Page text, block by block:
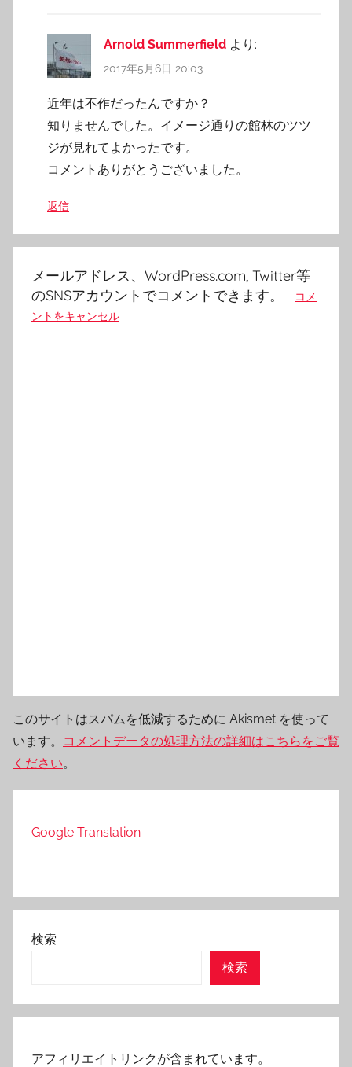
Arnold Summerfield より:
2017年5月6日 20:03
近年は不作だったんですか？
知りませんでした。イメージ通りの館林のツツ
ジが見れてよかったです。
コメントありがとうございました。
返信
メールアドレス、WordPress.com, Twitter等
のSNSアカウントでコメントできます。
コメ
ントをキャンセル
このサイトはスパムを低減するために Akismet を使って
います。
コメントデータの処理方法の詳細はこちらをご覧
ください。
Google Translation
検索
検索
アフィリエイトリンクが含まれています。